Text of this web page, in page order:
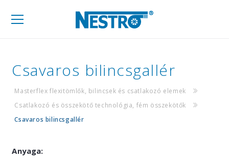
Mobil
Csavaros bilincsgallér
Masterflex flexitömlők, bilincsek és csatlakozó elemek
Csatlakozó és összekötő technológia, fém összekötők
Csavaros bilincsgallér
Anyaga: